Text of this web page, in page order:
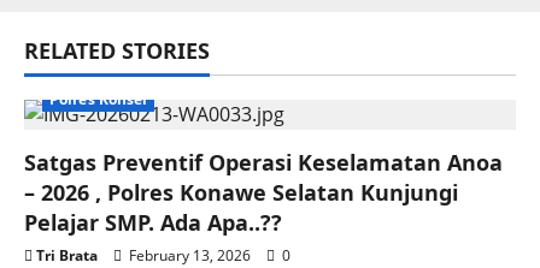
RELATED STORIES
Polres Konsel
Satgas Preventif Operasi Keselamatan Anoa
– 2026 , Polres Konawe Selatan Kunjungi
Pelajar SMP. Ada Apa..??
Tri Brata February 13, 2026
0